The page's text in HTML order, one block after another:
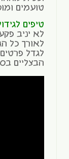
טועמים
טיפים
לא יניב
לאורך כל
לגדל
הבצליים